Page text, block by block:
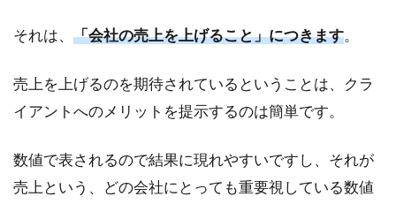
タ
ー
フ
リ
ー
ン
ス
と
それは、 「会社の売上を上げること」につきます。
売上を上げるのを期待されているということは、クラ
イアントへのメリットを提示するのは簡単です。
数値で表されるので結果に現れやすいですし、それが
売上という、どの会社にとっても重要視している数値